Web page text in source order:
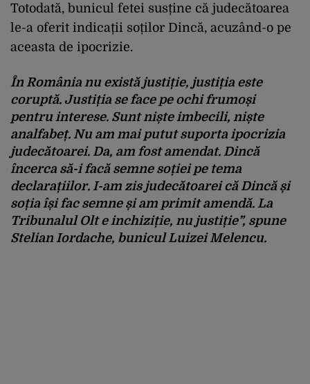
Totodată, bunicul fetei susține că judecătoarea
le-a oferit indicații soților Dincă, acuzând-o pe
aceasta de ipocrizie.
În România nu există justiție, justiția este
coruptă. Justiția se face pe ochi frumoși
pentru interese. Sunt niște imbecili, niște
analfabeț. Nu am mai putut suporta ipocrizia
judecătoarei. Da, am fost amendat. Dincă
încerca să-i facă semne soției pe tema
declarațiilor. I-am zis judecătoarei că Dincă și
soția își fac semne și am primit amendă. La
Tribunalul Olt e inchiziție, nu justiție”, spune
Stelian Iordache, bunicul Luizei Melencu.